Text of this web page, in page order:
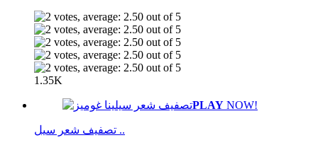
1.35K
PLAY NOW!
تصفيف شعر سيل ..